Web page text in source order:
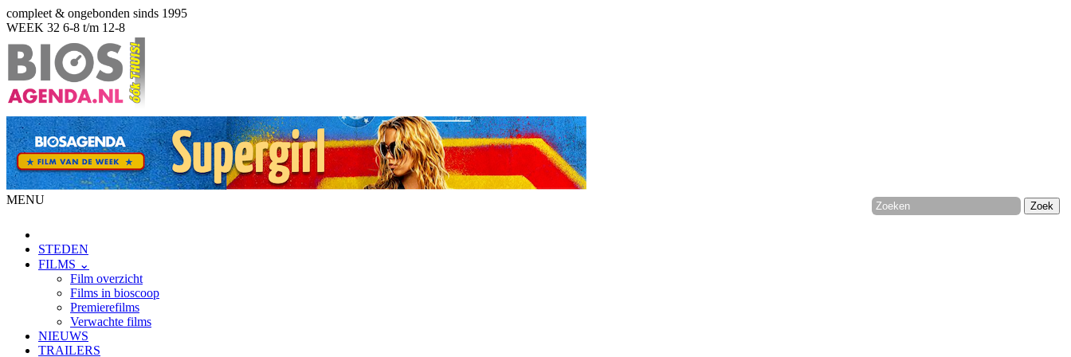
compleet & ongebonden sinds 1995
WEEK 32 6-8 t/m 12-8
MENU
STEDEN
FILMS ⌄
Film overzicht
Films in bioscoop
Premierefilms
Verwachte films
NIEUWS
TRAILERS